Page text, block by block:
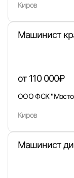
Киров
Машинист
от 110 000₽
ООО ФСК
Киров
Машинист